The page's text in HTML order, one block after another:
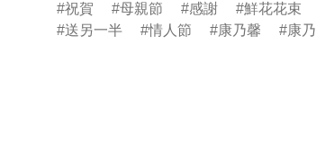
祝賀 母親節 感謝 鮮花花束
送另一半
情人節 康乃馨 康